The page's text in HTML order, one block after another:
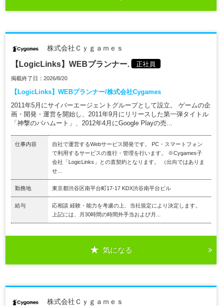
株式会社Ｃｙｇａｍｅｓ
【LogicLinks】WEBプランナー. 正社員
掲載終了日：2026/8/20
【LogicLinks】WEBプランナー/株式会社Cygames
2011年5月にサイバーエージェントグループとして設立。 ゲームの企
画・開発・運営を開始し、2011年9月にリリースした第一弾タイトル
「神撃のバハムート」、2012年4月にGoogle Playの売...
仕事内容
自社で運営するWebサービス開発です。 PC・スマートフォン
で利用するサービスの進行・管理を行います。 ※Cygames子
会社「LogicLinks」との直契約となります。 （出向ではありま
せ...
勤務地 東京都渋谷区南平台町17-17 KDX渋谷南平台ビル
給与
応相談 経験・能力を考慮の上、当社規定により決定します。
上記には、月30時間の時間外手当および月...
気になる
株式会社Ｃｙｇａｍｅｓ